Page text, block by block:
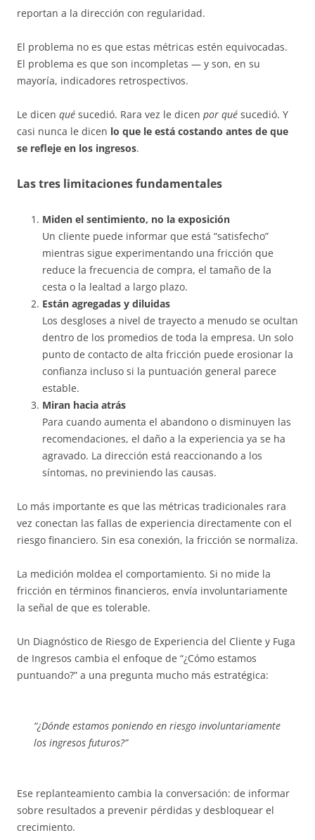
reportan a la dirección con regularidad.
El problema no es que estas métricas estén equivocadas.
El problema es que son incompletas — y son, en su
mayoría, indicadores retrospectivos.
Le dicen qué sucedió. Rara vez le dicen por qué sucedió. Y
casi nunca le dicen lo que le está costando antes de que
se refleje en los ingresos.
Las tres limitaciones fundamentales
Miden el sentimiento, no la exposición
Un cliente puede informar que está “satisfecho”
mientras sigue experimentando una fricción que
reduce la frecuencia de compra, el tamaño de la
cesta o la lealtad a largo plazo.
Están agregadas y diluidas
Los desgloses a nivel de trayecto a menudo se ocultan
dentro de los promedios de toda la empresa. Un solo
punto de contacto de alta fricción puede erosionar la
confianza incluso si la puntuación general parece
estable.
Miran hacia atrás
Para cuando aumenta el abandono o disminuyen las
recomendaciones, el daño a la experiencia ya se ha
agravado. La dirección está reaccionando a los
síntomas, no previniendo las causas.
Lo más importante es que las métricas tradicionales rara
vez conectan las fallas de experiencia directamente con el
riesgo financiero. Sin esa conexión, la fricción se normaliza.
La medición moldea el comportamiento. Si no mide la
fricción en términos financieros, envía involuntariamente
la señal de que es tolerable.
Un Diagnóstico de Riesgo de Experiencia del Cliente y Fuga
de Ingresos cambia el enfoque de “¿Cómo estamos
puntuando?” a una pregunta mucho más estratégica:
“¿Dónde estamos poniendo en riesgo involuntariamente
los ingresos futuros?”
Ese replanteamiento cambia la conversación: de informar
sobre resultados a prevenir pérdidas y desbloquear el
crecimiento.